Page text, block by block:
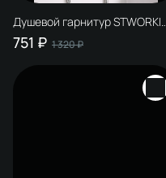
Душевой гарнитур STWORKI
Молде S23190UCR хром
751 ₽ 1 320 ₽